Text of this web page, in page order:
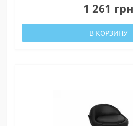
1 261 грн
В КОРЗИНУ